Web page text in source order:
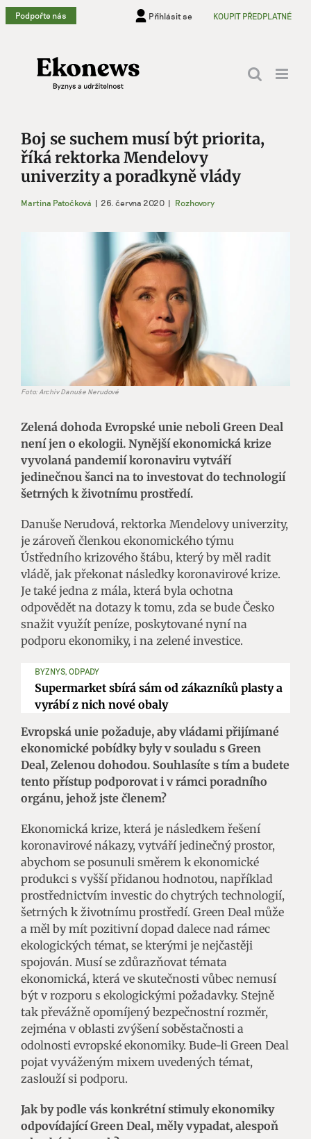
Přeskočit
na
Podpořte nás Přihlásit se KOUPIT PŘEDPLATNÉ
Boj se suchem musí být priorita,
říká rektorka Mendelovy
univerzity a poradkyně vlády
Martina Patočková | 26. června 2020 | Rozhovory
Foto: Archiv Danuše Nerudové
Zelená dohoda Evropské unie neboli Green Deal
není jen o ekologii. Nynější ekonomická krize
vyvolaná pandemií koronaviru vytváří
jedinečnou šanci na to investovat do technologií
šetrných k životnímu prostředí.
Danuše Nerudová, rektorka Mendelovy univerzity,
je zároveň členkou ekonomického týmu
Ústředního krizového štábu, který by měl radit
vládě, jak překonat následky koronavirové krize.
Je také jedna z mála, která byla ochotna
odpovědět na dotazy k tomu, zda se bude Česko
snažit využít peníze, poskytované nyní na
podporu ekonomiky, i na zelené investice.
BYZNYS, ODPADY
Supermarket sbírá sám od zákazníků plasty a
vyrábí z nich nové obaly
Evropská unie požaduje, aby vládami přijímané
ekonomické pobídky byly v souladu s Green
Deal, Zelenou dohodou. Souhlasíte s tím a budete
tento přístup podporovat i v rámci poradního
orgánu, jehož jste členem?
Ekonomická krize, která je následkem řešení
koronavirové nákazy, vytváří jedinečný prostor,
abychom se posunuli směrem k ekonomické
produkci s vyšší přidanou hodnotou, například
prostřednictvím investic do chytrých technologií,
šetrných k životnímu prostředí. Green Deal může
a měl by mít pozitivní dopad dalece nad rámec
ekologických témat, se kterými je nejčastěji
spojován. Musí se zdůrazňovat témata
ekonomická, která ve skutečnosti vůbec nemusí
být v rozporu s ekologickými požadavky. Stejně
tak převážně opomíjený bezpečnostní rozměr,
zejména v oblasti zvýšení soběstačnosti a
odolnosti evropské ekonomiky. Bude-li Green Deal
pojat vyváženým mixem uvedených témat,
zaslouží si podporu.
Jak by podle vás konkrétní stimuly ekonomiky
odpovídající Green Deal, měly vypadat, alespoň